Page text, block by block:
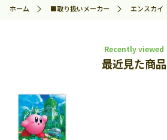
ホーム
■取り扱いメーカー エンスカイ
Recently viewed
最近見た商品